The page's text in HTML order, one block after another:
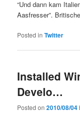
“Und dann kam
Aasfresser”.
Posted in Twitter
Installed
Develo…
Posted on2010/08/04